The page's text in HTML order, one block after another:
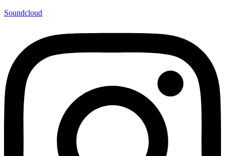
Soundcloud